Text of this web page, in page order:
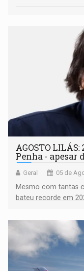
AGOSTO
Penha - apesar
Geral 05 de
Mesmo com tantas
bateu recorde em